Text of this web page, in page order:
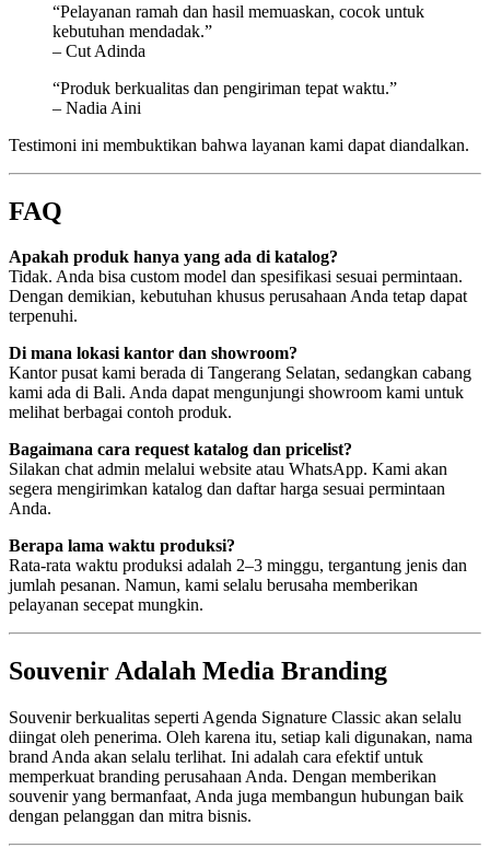
“Pelayanan ramah dan hasil memuaskan, cocok untuk
kebutuhan mendadak.”
– Cut Adinda
“Produk berkualitas dan pengiriman tepat waktu.”
– Nadia Aini
Testimoni ini membuktikan bahwa layanan kami dapat diandalkan.
FAQ
Apakah produk hanya yang ada di katalog?
Tidak. Anda bisa custom model dan spesifikasi sesuai permintaan.
Dengan demikian, kebutuhan khusus perusahaan Anda tetap dapat
terpenuhi.
Di mana lokasi kantor dan showroom?
Kantor pusat kami berada di Tangerang Selatan, sedangkan cabang
kami ada di Bali. Anda dapat mengunjungi showroom kami untuk
melihat berbagai contoh produk.
Bagaimana cara request katalog dan pricelist?
Silakan chat admin melalui website atau WhatsApp. Kami akan
segera mengirimkan katalog dan daftar harga sesuai permintaan
Anda.
Berapa lama waktu produksi?
Rata-rata waktu produksi adalah 2–3 minggu, tergantung jenis dan
jumlah pesanan. Namun, kami selalu berusaha memberikan
pelayanan secepat mungkin.
Souvenir Adalah Media Branding
Souvenir berkualitas seperti Agenda Signature Classic akan selalu
diingat oleh penerima. Oleh karena itu, setiap kali digunakan, nama
brand Anda akan selalu terlihat. Ini adalah cara efektif untuk
memperkuat branding perusahaan Anda. Dengan memberikan
souvenir yang bermanfaat, Anda juga membangun hubungan baik
dengan pelanggan dan mitra bisnis.